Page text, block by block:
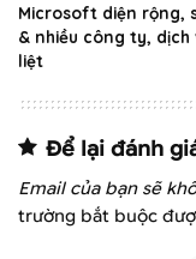
Microsoft diện rộng,
& nhiều công ty, dịch
liệt
Để lại đánh
Email của bạn sẽ
trường bắt buộc